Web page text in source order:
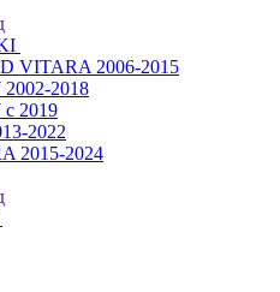
VITARA 2006-2015
2018
2019
2022
2015-2024